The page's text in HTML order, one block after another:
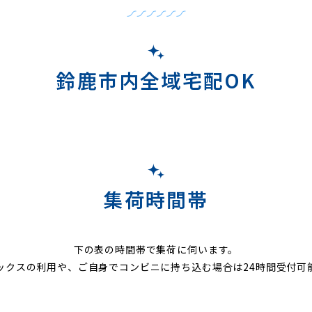
鈴鹿市内全域宅配OK
集荷時間帯
下の表の時間帯で集荷に伺います。
クスの利用や、ご自身でコンビニに持ち込む場合は24時間受付可